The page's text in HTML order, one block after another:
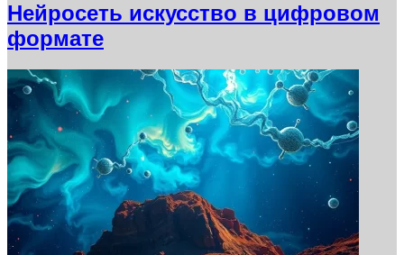
Нейросеть искусство в цифровом
формате